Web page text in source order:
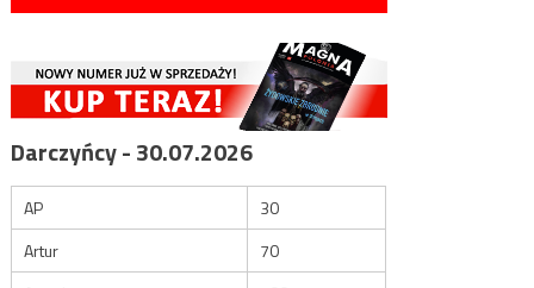
Darczyńcy - 30.07.2026
AP
30
Artur
70